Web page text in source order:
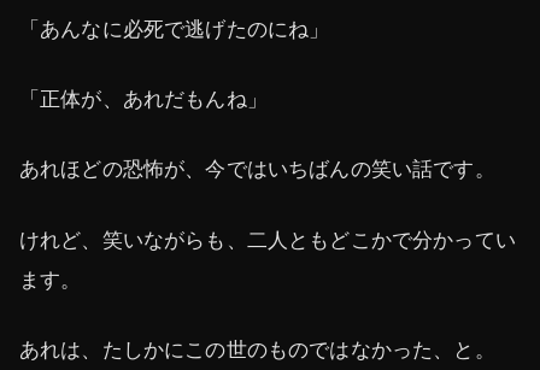
「あんなに必死で逃げたのにね」
「正体が、あれだもんね」
あれほどの恐怖が、今ではいちばんの笑い話です。
けれど、笑いながらも、二人ともどこかで分かってい
ます。
あれは、たしかにこの世のものではなかった、と。